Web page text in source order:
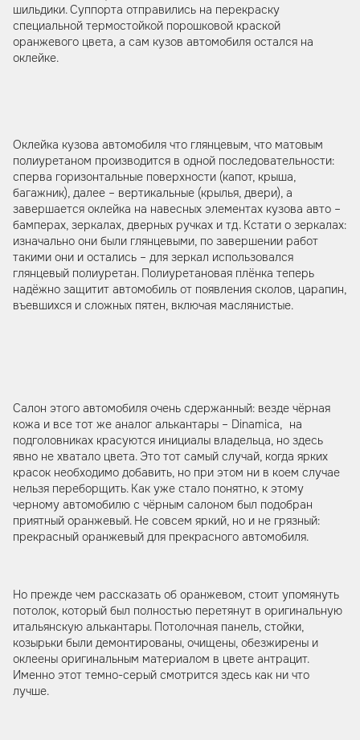
шильдики. Суппорта отправились на перекраску
специальной термостойкой порошковой краской
оранжевого цвета, а сам кузов автомобиля остался на
оклейке.
Оклейка кузова автомобиля что глянцевым, что матовым
полиуретаном производится в одной последовательности:
сперва горизонтальные поверхности (капот, крыша,
багажник), далее – вертикальные (крылья, двери), а
завершается оклейка на навесных элементах кузова авто –
бамперах, зеркалах, дверных ручках и тд. Кстати о зеркалах:
изначально они были глянцевыми, по завершении работ
такими они и остались – для зеркал использовался
глянцевый полиуретан. Полиуретановая плёнка теперь
надёжно защитит автомобиль от появления сколов, царапин,
въевшихся и сложных пятен, включая маслянистые.
Салон этого автомобиля очень сдержанный: везде чёрная
кожа и все тот же аналог алькантары – Dinamica, на
подголовниках красуются инициалы владельца, но здесь
явно не хватало цвета. Это тот самый случай, когда ярких
красок необходимо добавить, но при этом ни в коем случае
нельзя переборщить. Как уже стало понятно, к этому
черному автомобилю с чёрным салоном был подобран
приятный оранжевый. Не совсем яркий, но и не грязный:
прекрасный оранжевый для прекрасного автомобиля.
Но прежде чем рассказать об оранжевом, стоит упомянуть
потолок, который был полностью перетянут в оригинальную
итальянскую алькантары. Потолочная панель, стойки,
козырьки были демонтированы, очищены, обезжирены и
оклеены оригинальным материалом в цвете антрацит.
Именно этот темно-серый смотрится здесь как ни что
лучше.